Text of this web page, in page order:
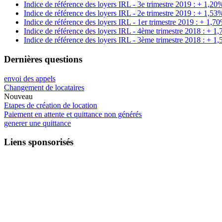
Indice de référence des loyers IRL - 3e trimestre 2019 : +
Indice de référence des loyers IRL - 2e trimestre 2019 : +
Indice de référence des loyers IRL - 1er trimestre 2019 : +
Indice de référence des loyers IRL - 4ème trimestre 2018 : +
Indice de référence des loyers IRL - 3ème trimestre 2018 : +
Dernières questions
envoi des appels
Changement de locataires
Nouveau
Etapes de création de location
Paiement en attente et quittance non générés
generer une quittance
Liens sponsorisés